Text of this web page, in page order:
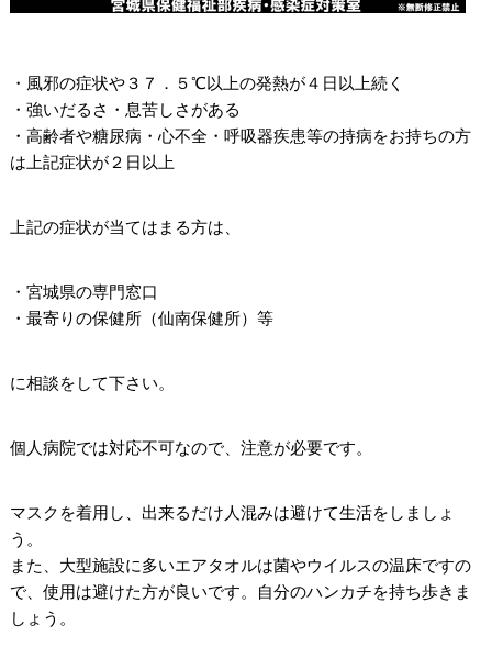
・風邪の症状や３７．５℃以上の発熱が４日以上続く
・強いだるさ・息苦しさがある
・高齢者や糖尿病・心不全・呼吸器疾患等の持病をお持ちの方
は上記症状が２日以上
上記の症状が当てはまる方は、
・宮城県の専門窓口
・最寄りの保健所（仙南保健所）等
に相談をして下さい。
個人病院では対応不可なので、注意が必要です。
マスクを着用し、出来るだけ人混みは避けて生活をしましょ
う。
また、大型施設に多いエアタオルは菌やウイルスの温床ですの
で、使用は避けた方が良いです。自分のハンカチを持ち歩きま
しょう。